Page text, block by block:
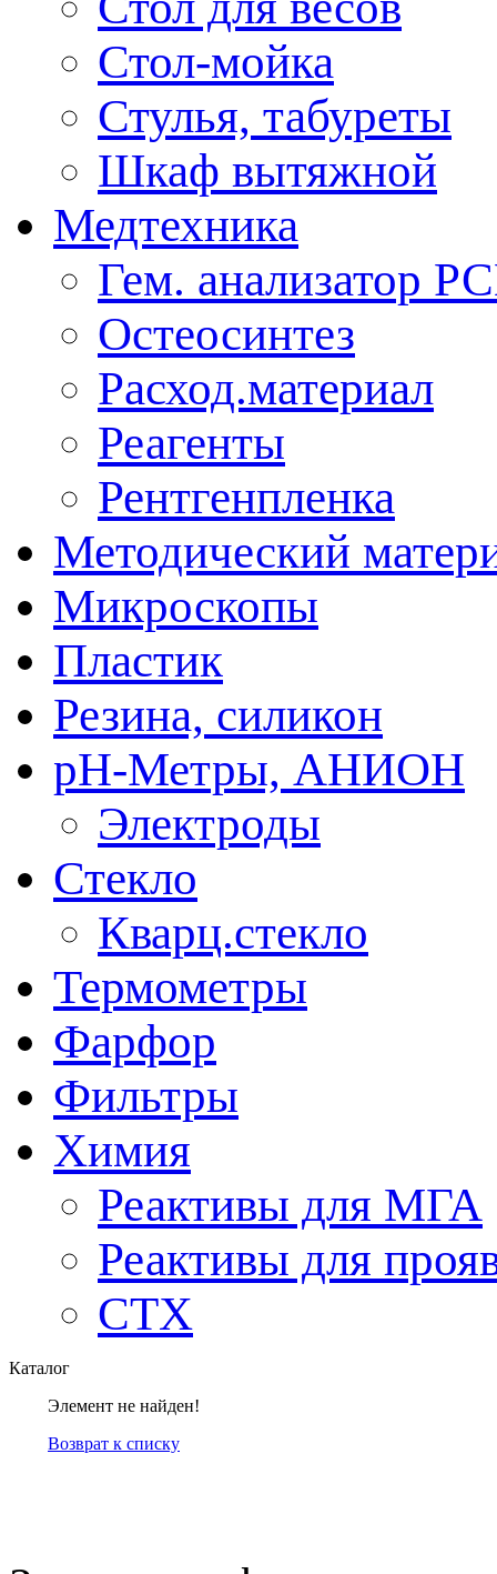
Стол-мойка
Стулья, табуреты
Шкаф вытяжной
Медтехника
Гем. анализатор
Остеосинтез
Расход.материал
Реагенты
Рентгенпленка
Методический
Микроскопы
Пластик
Резина, силикон
рН-Метры, АНИОН
Электроды
Стекло
Кварц.стекло
Термометры
Фарфор
Фильтры
Химия
Реактивы для МГА
Реактивы для
СТХ
Каталог
Элемент не найден!
Возврат к списку